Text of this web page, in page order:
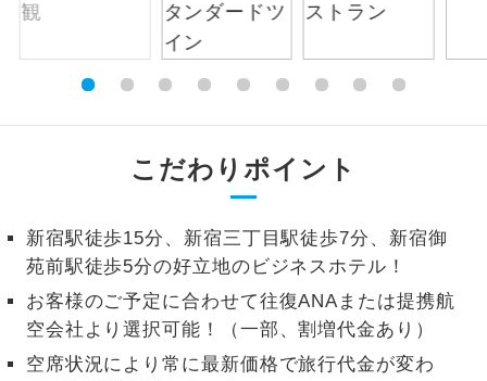
こだわりポイント
新宿駅徒歩15分、新宿三丁目駅徒歩7分、新宿御
苑前駅徒歩5分の好立地のビジネスホテル！
お客様のご予定に合わせて往復ANAまたは提携航
空会社より選択可能！（一部、割増代金あり）
空席状況により常に最新価格で旅行代金が変わ
す。
全食事付き
全てのお食事が付いていますので、お食
事の心配はいりません。（機内食を除
お部屋食
お部屋にてゆっくりとお召し上がりいた
だけます。
トラベルイヤ
ホン
周りの音を気にせず、ガイドさんの説明
て、ご旅行の契約が成立となります。